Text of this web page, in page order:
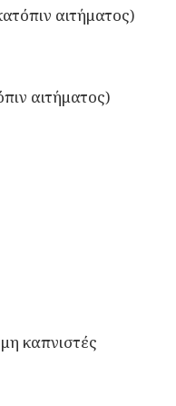
αιτήματος)
αιτήματος)
καπνιστές